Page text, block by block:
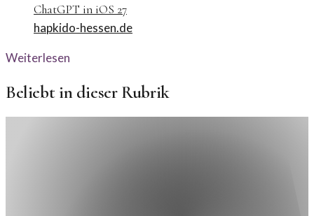
ChatGPT in iOS 27
hapkido-hessen.de
Weiterlesen
Beliebt in dieser Rubrik